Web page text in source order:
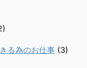
る為のお仕事 (3)